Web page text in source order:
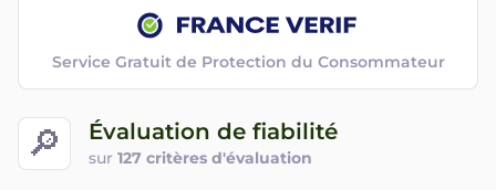
🔎 Évaluation de fiabilité
sur 127 critères d'évaluation
Service Gratuit de Protection du Consommateur